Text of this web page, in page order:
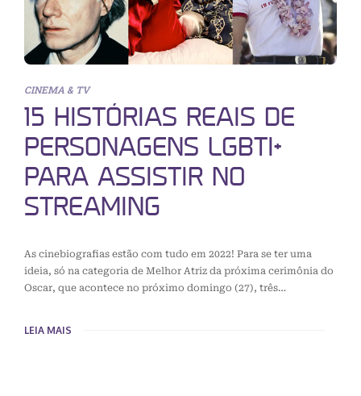
CINEMA & TV
15 HISTÓRIAS REAIS DE
PERSONAGENS LGBTI+
PARA ASSISTIR NO
STREAMING
As cinebiografias estão com tudo em 2022! Para se ter uma
ideia, só na categoria de Melhor Atriz da próxima cerimônia do
Oscar, que acontece no próximo domingo (27), três…
LEIA MAIS